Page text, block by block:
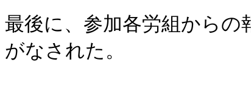
最後に、参加各労組から
がなされた。